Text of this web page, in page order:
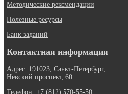
Методические рекомендации
Полезные ресурсы
Банк заданий
Контактная информация
Адрес: 191023, Санкт-Петербург,
Невский проспект, 60
Телефон: +7 (812) 570-55-50